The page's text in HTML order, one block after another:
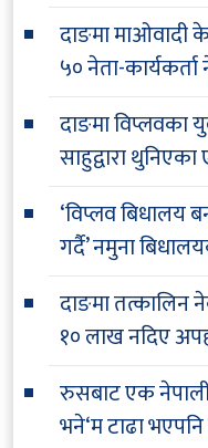
दाङमा माओवादी
५० नेता-
दाङमा
साहुद्वारा
‘विप्लव बिधालय
गर्दै’ नमुना
दाङमा
१० लाख नदिए
रुसबाट एक
भने‘म टाढा भएपनि